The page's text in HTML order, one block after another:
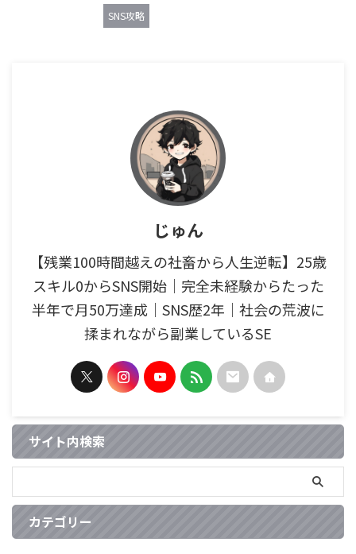
SNS攻略
じゅん
【残業100時間越えの社畜から人生逆転】25歳
スキル0からSNS開始｜完全未経験からたった
半年で月50万達成｜SNS歴2年｜社会の荒波に
揉まれながら副業しているSE
サイト内検索
カテゴリー